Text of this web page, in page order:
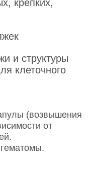
крепких,
и структуры
клеточного
(возвышения
от